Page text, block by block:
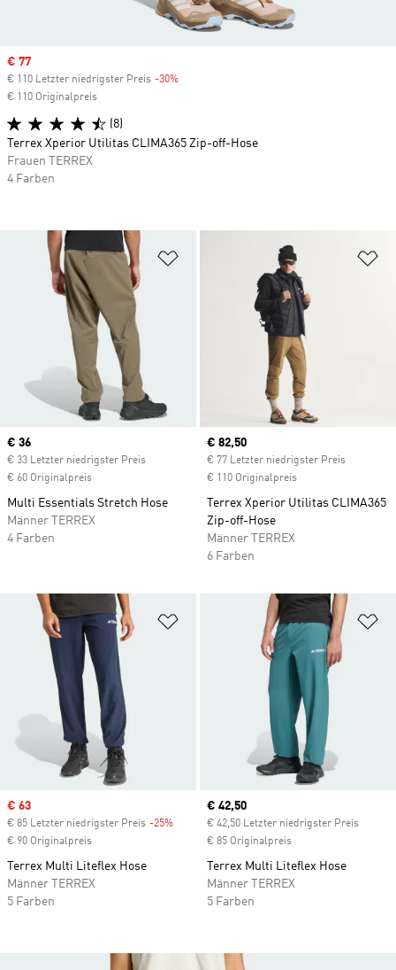
Zur Wunschliste hinzufügen
Current price
€ 36
€ 33 Letzter niedrigster Preis
€ 60 Originalpreis
Multi Essentials Stretch Hose
Männer TERREX
4 Farben
Current price
€ 82,50
€ 77 Letzter niedrigster Preis
€ 110 Originalpreis
Terrex Xperior Utilitas CLIMA365
Zip-off-Hose
Männer TERREX
6 Farben
Zur Wunschliste hinzufügen
Sale price
€ 63
€ 85 Letzter niedrigster Preis -25% Discount
€ 90 Originalpreis
Terrex Multi Liteflex Hose
Männer TERREX
5 Farben
Current price
€ 42,50
€ 42,50 Letzter niedrigster Preis
€ 85 Originalpreis
Terrex Multi Liteflex Hose
Männer TERREX
5 Farben
Sale price
€ 77
€ 110 Letzter niedrigster Preis -30%
€ 110 Originalpreis
(8)
Terrex Xperior Utilitas CLIMA365 Zip-off-Hose
Frauen TERREX
4 Farben